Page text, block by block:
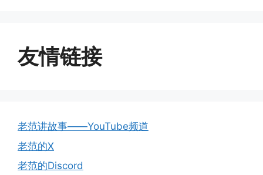
友情链接
老范讲故事——YouTube频道
老范的X
老范的Discord